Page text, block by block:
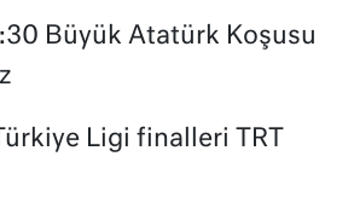
Büyük Atatürk Koşusu
Ligi finalleri TRT